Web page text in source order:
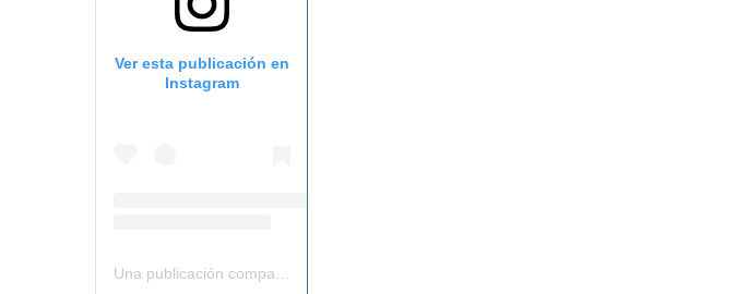
Ver esta publicación en
Instagram